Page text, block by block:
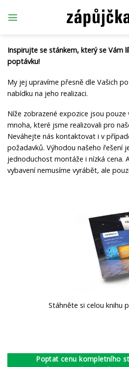
Inspirujte se stánkem, který se Vám
poptávku!
My jej upravíme přesně dle Vašich
nabídku na jeho realizaci.
Níže zobrazené expozice jsou pouze
mnoha, které jsme realizovali pro
Neváhejte nás kontaktovat i v
požadavků. Výhodou našeho řešení
jednoduchost montáže i nízká cena.
vybavení nemusíme vyrábět, ale
Stáhněte si celou knihu
Poptat cenu kompletního